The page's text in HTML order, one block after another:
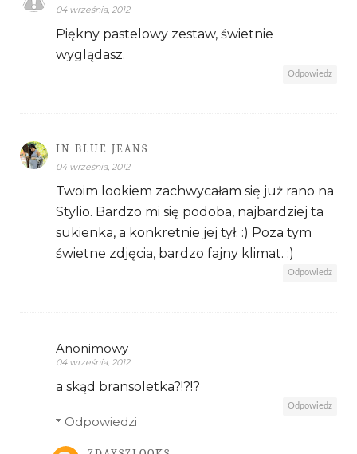
04 września, 2012
Piękny pastelowy zestaw, świetnie
wyglądasz.
Odpowiedz
IN BLUE JEANS
04 września, 2012
Twoim lookiem zachwycałam się już rano na
Stylio. Bardzo mi się podoba, najbardziej ta
sukienka, a konkretnie jej tył. :) Poza tym
świetne zdjęcia, bardzo fajny klimat. :)
Odpowiedz
Anonimowy
04 września, 2012
a skąd bransoletka?!?!?
Odpowiedz
Odpowiedzi